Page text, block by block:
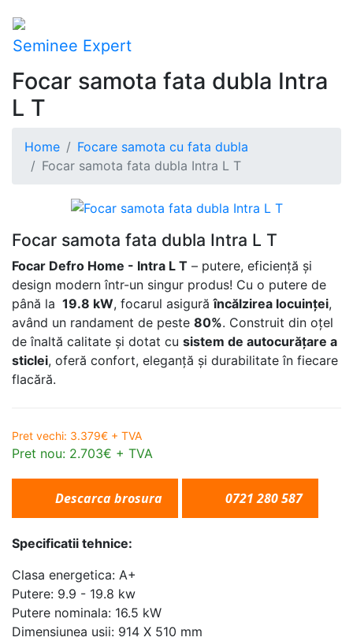
Seminee Expert
Focar samota fata dubla Intra
L T
Home
Focare samota cu fata dubla
Focar samota fata dubla Intra L T
Focar samota fata dubla Intra L T
Focar Defro Home - Intra L T – putere, eficiență și
design modern într-un singur produs! Cu o putere de
până la 19.8 kW, focarul asigurăîncălzirea locuinței,
având un randament de peste 80%. Construit din oțel
de înaltă calitate și dotat cu sistem de autocurățare a
sticlei, oferă confort, eleganță și durabilitate în fiecare
flacără.
Pret vechi: 3.379€ + TVA
Pret nou: 2.703€ + TVA
Descarca brosura 0721 280 587
Specificatii tehnice:
Clasa energetica: A+
Putere: 9.9 - 19.8 kw
Putere nominala: 16.5 kW
Dimensiunea usii: 914 X 510 mm